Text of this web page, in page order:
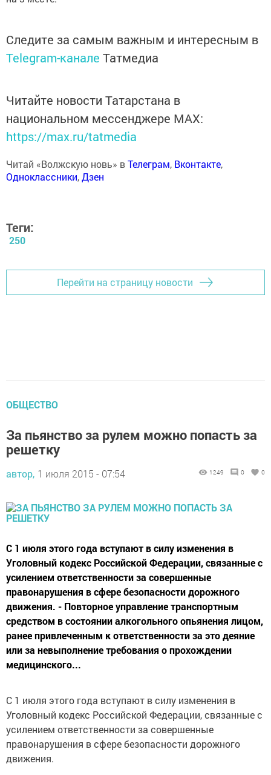
Следите за самым важным и интересным в
Telegram-канале Татмедиа
Читайте новости Татарстана в
национальном мессенджере MАХ:
https://max.ru/tatmedia
Читай «Волжскую новь» вТелеграм, Вконтакте,
Одноклассники,Дзен
Теги:
250
Перейти на страницу новости
ОБЩЕСТВО
За пьянство за рулем можно попасть за
решетку
автор, 1 июля 2015 - 07:54 1249 0 0
С 1 июля этого года вступают в силу изменения в
Уголовный кодекс Российской Федерации, связанные с
усилением ответственности за совершенные
правонарушения в сфере безопасности дорожного
движения. - Повторное управление транспортным
средством в состоянии алкогольного опьянения лицом,
ранее привлеченным к ответственности за это деяние
или за невыполнение требования о прохождении
медицинского...
С 1 июля этого года вступают в силу изменения в
Уголовный кодекс Российской Федерации, связанные с
усилением ответственности за совершенные
правонарушения в сфере безопасности дорожного
движения.